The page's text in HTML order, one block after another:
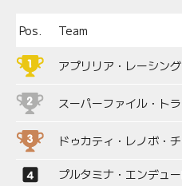
Pos. Team
アプリリア・レーシング
スーパーファイル・ト
ドゥカティ・レノボ・
プルタミナ・エンデュ